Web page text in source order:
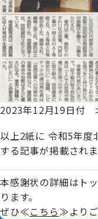
2023年12月19日付
以上2紙に 令和5年度
する記事が掲載されま
本感謝状の詳細はト
ります。
ぜひ≪こちら≫よりご